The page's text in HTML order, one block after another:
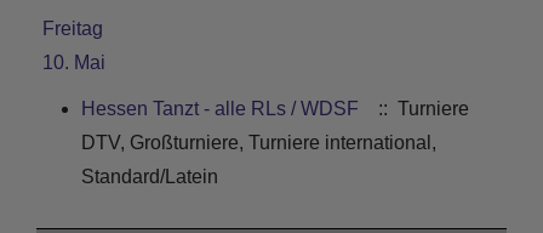
Freitag
10. Mai
Hessen Tanzt - alle RLs / WDSF
:: Turniere
DTV, Großturniere, Turniere international,
Standard/Latein